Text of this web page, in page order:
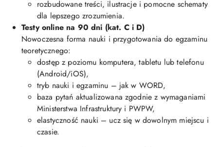
rozbudowane treści, ilustracje i pomocne schematy
dla lepszego zrozumienia.
Testy online na 90 dni (kat. C i D)
Nowoczesna forma nauki i przygotowania do egzaminu
teoretycznego:
dostęp z poziomu komputera, tabletu lub telefonu
(Android/iOS),
tryb nauki i egzaminu – jak w WORD,
baza pytań aktualizowana zgodnie z wymaganiami
Ministerstwa Infrastruktury i PWPW,
elastyczność nauki – ucz się w dowolnym miejscu i
czasie.